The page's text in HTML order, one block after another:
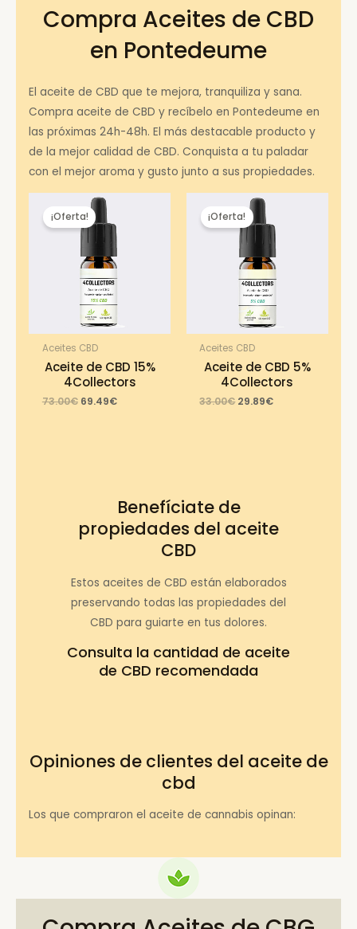
Compra Aceites de CBD
en Pontedeume
El aceite de CBD que te mejora, tranquiliza y sana.
Compra aceite de CBD y recíbelo en Pontedeume en
las próximas 24h-48h. El más destacable producto y
de la mejor calidad de CBD. Conquista a tu paladar
con el mejor aroma y gusto junto a sus propiedades.
¡Oferta!
Aceites CBD
Aceite de CBD 15%
4Collectors
73.00€ Original
69.49€Current
¡Oferta!
Aceites CBD
Aceite de CBD 5%
4Collectors
33.00€ Original
29.89€Current
Benefíciate de
propiedades del aceite
CBD
Estos aceites de CBD están elaborados
preservando todas las propiedades del
CBD para guiarte en tus dolores.
Consulta la cantidad de aceite
de CBD recomendada
Opiniones de clientes del aceite de
cbd
Los que compraron el aceite de cannabis opinan: